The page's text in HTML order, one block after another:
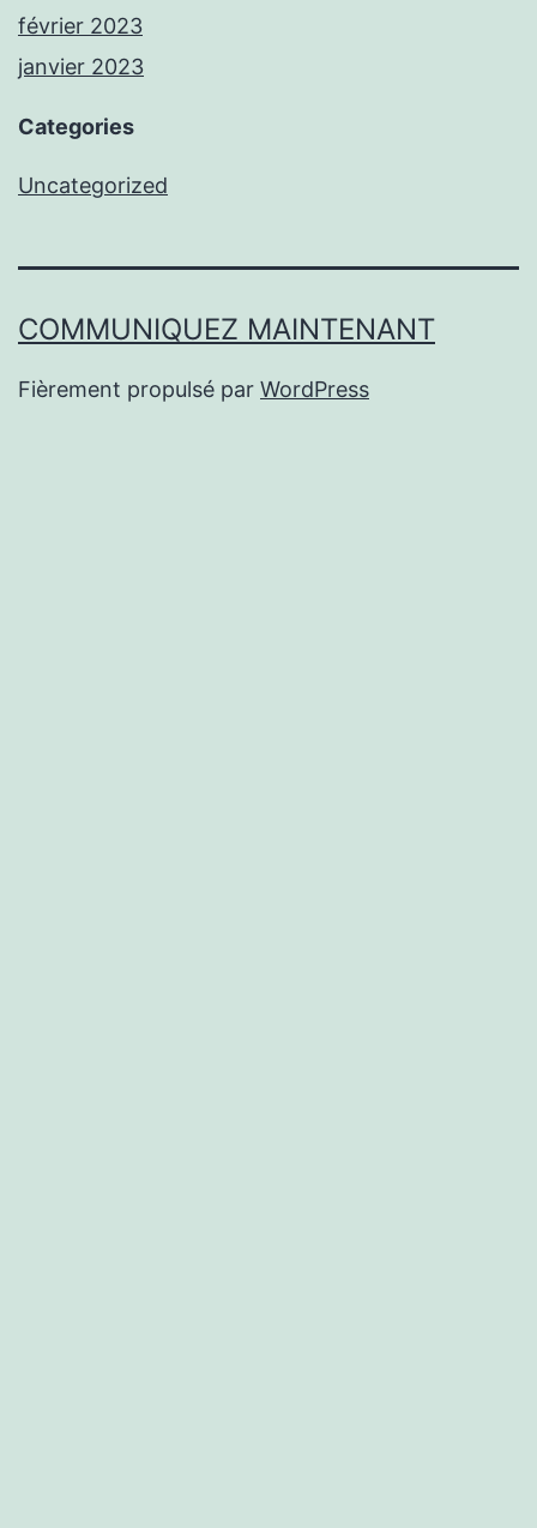
février 2023
janvier 2023
Categories
Uncategorized
COMMUNIQUEZ MAINTENANT
Fièrement propulsé par WordPress